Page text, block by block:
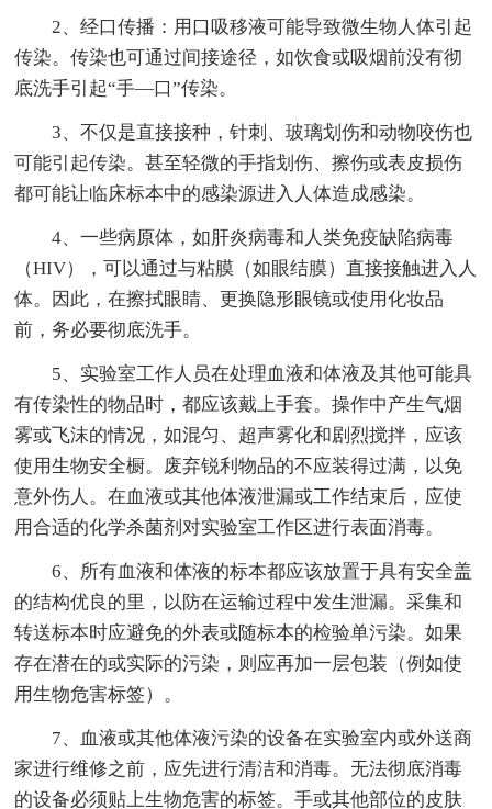
2、经口传播：用口吸移液可能导致微生物人体引起
传染。传染也可通过间接途径，如饮食或吸烟前没有彻
底洗手引起“手—口”传染。
3、不仅是直接接种，针刺、玻璃划伤和动物咬伤也
可能引起传染。甚至轻微的手指划伤、擦伤或表皮损伤
都可能让临床标本中的感染源进入人体造成感染。
4、一些病原体，如肝炎病毒和人类免疫缺陷病毒
（HIV），可以通过与粘膜（如眼结膜）直接接触进入人
体。因此，在擦拭眼睛、更换隐形眼镜或使用化妆品
前，务必要彻底洗手。
5、实验室工作人员在处理血液和体液及其他可能具
有传染性的物品时，都应该戴上手套。操作中产生气烟
雾或飞沫的情况，如混匀、超声雾化和剧烈搅拌，应该
使用生物安全橱。废弃锐利物品的不应装得过满，以免
意外伤人。在血液或其他体液泄漏或工作结束后，应使
用合适的化学杀菌剂对实验室工作区进行表面消毒。
6、所有血液和体液的标本都应该放置于具有安全盖
的结构优良的里，以防在运输过程中发生泄漏。采集和
转送标本时应避免的外表或随标本的检验单污染。如果
存在潜在的或实际的污染，则应再加一层包装（例如使
用生物危害标签）。
7、血液或其他体液污染的设备在实验室内或外送商
家进行维修之前，应先进行清洁和消毒。无法彻底消毒
的设备必须贴上生物危害的标签。手或其他部位的皮肤